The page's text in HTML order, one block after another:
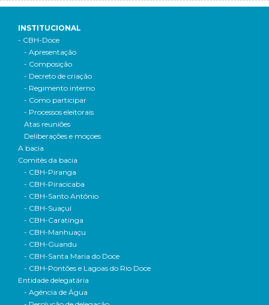
INSTITUCIONAL
- CBH-Doce
- Apresentação
- Composição
- Decreto de criação
- Regimento interno
- Como participar
- Processos eleitorais
Atas reuniões
Deliberações e moçoes
A bacia
Comitês da bacia
- CBH-Piranga
- CBH-Piracicaba
- CBH-Santo Antônio
- CBH-Suaçuí
- CBH-Caratinga
- CBH-Manhuaçu
- CBH-Guandu
- CBH-Santa Maria do Doce
- CBH-Pontões e Lagoas do Rio Doce
Entidade delegatária
- Agência de Água